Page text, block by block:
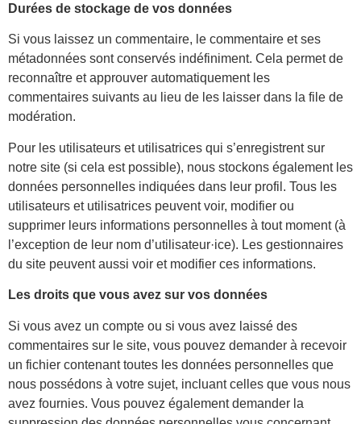
Durées de stockage de vos données
Si vous laissez un commentaire, le commentaire et ses
métadonnées sont conservés indéfiniment. Cela permet de
reconnaître et approuver automatiquement les
commentaires suivants au lieu de les laisser dans la file de
modération.
Pour les utilisateurs et utilisatrices qui s’enregistrent sur
notre site (si cela est possible), nous stockons également les
données personnelles indiquées dans leur profil. Tous les
utilisateurs et utilisatrices peuvent voir, modifier ou
supprimer leurs informations personnelles à tout moment (à
l’exception de leur nom d’utilisateur·ice). Les gestionnaires
du site peuvent aussi voir et modifier ces informations.
Les droits que vous avez sur vos données
Si vous avez un compte ou si vous avez laissé des
commentaires sur le site, vous pouvez demander à recevoir
un fichier contenant toutes les données personnelles que
nous possédons à votre sujet, incluant celles que vous nous
avez fournies. Vous pouvez également demander la